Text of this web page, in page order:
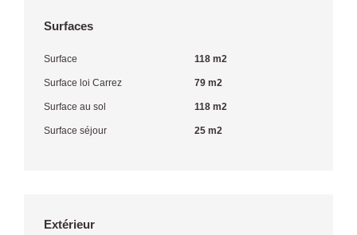
Surfaces
Surface 118 m2
Surface loi Carrez 79 m2
Surface au sol 118 m2
Surface séjour 25 m2
Extérieur